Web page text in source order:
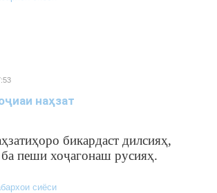
наҳзат
бикардаст дилсияҳ,
пеши хоҷагонаш русияҳ.
сиёси